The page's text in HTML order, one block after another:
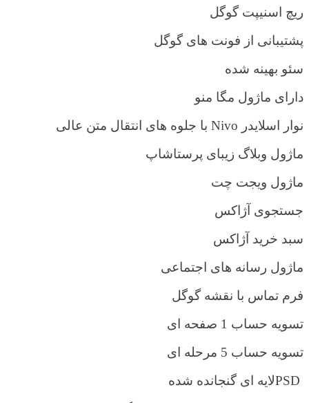
ریچ اسنیپت گوگل
پشتیبانی از فونت های گوگل
سئو بهینه شده
دارای ماژول مگا منو
نوار اسلایدر Nivo با جلوه های انتقال متن عالی
ماژول وبلاگ زیبای پرستاشاپ
ماژول ویجت چت
جستجوی آژاکس
سبد خرید آژاکس
ماژول رسانه های اجتماعی
فرم تماس با نقشه گوگل
تسویه حساب 1 صفحه ای
تسویه حساب 5 مرحله ای
PSDلایه ای گنجانده شده